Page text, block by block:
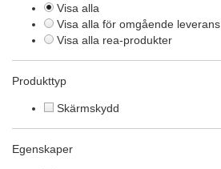
Visa alla
Visa alla för omgående leverans
Visa alla rea-produkter
Produkttyp
Skärmskydd
Egenskaper